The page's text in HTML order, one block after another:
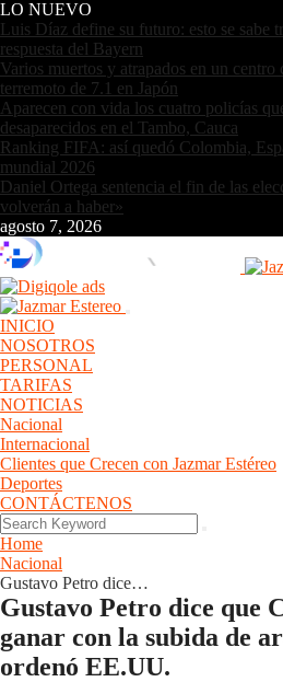
LO NUEVO
Luis Díaz define su futuro: esto se sabe
respuesta del Bayern
Varios muertos y atrapados en un
terremoto de 7.1 en Japón
Aparecen con vida los cuatro policías
desaparecidos en el Tambo, Cauca
Ranking FIFA: así quedó Colombia,
mundial 2026
Daniel Ortega sentencia el fin de las
volverán a haber»
agosto 7, 2026
INICIO
NOSOTROS
PERSONAL
TARIFAS
NOTICIAS
Nacional
Internacional
Clientes que Crecen con Jazmar Estéreo
Deportes
CONTÁCTENOS
Home
Nacional
Gustavo Petro dice…
Gustavo Petro dice que
ganar con la subida de
ordenó EE.UU.